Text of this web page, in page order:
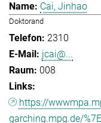
Cai, Jinhao
Doktorand
2310
jcai@...
008
https://
garching.mpg.de/